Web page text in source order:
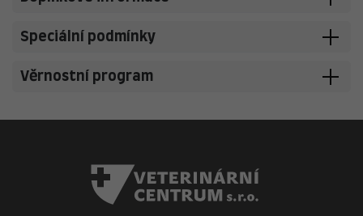
Speciální podmínky
Věrnostní program